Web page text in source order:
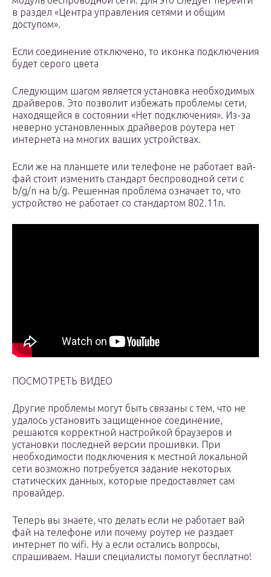
в раздел «Центра управления сетями и общим
доступом».
Если соединение отключено, то иконка подключения
будет серого цвета
Следующим шагом является установка необходимых
драйверов. Это позволит избежать проблемы сети,
находящейся в состоянии «Нет подключения». Из-за
неверно установленных драйверов роутера нет
интернета на многих ваших устройствах.
Если же на планшете или телефоне не работает вай-
фай стоит изменить стандарт беспроводной сети с
b/g/n на b/g. Решенная проблема означает то, что
устройство не работает со стандартом 802.11n.
ПОСМОТРЕТЬ ВИДЕО
Другие проблемы могут быть связаны с тем, что не
удалось установить защищенное соединение,
решаются корректной настройкой браузеров и
установки последней версии прошивки. При
необходимости подключения к местной локальной
сети возможно потребуется задание некоторых
статических данных, которые предоставляет сам
провайдер.
Теперь вы знаете, что делать если не работает вай
фай на телефоне или почему роутер не раздает
интернет по wifi. Ну а если остались вопросы,
спрашиваем. Наши специалисты помогут бесплатно!